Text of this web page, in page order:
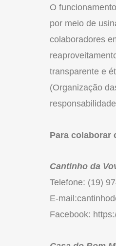
O
por meio de
colaboradores
transparente e
(Organização
Para colaborar
Cantinho da
Telefone: (19)
E-
Facebook: